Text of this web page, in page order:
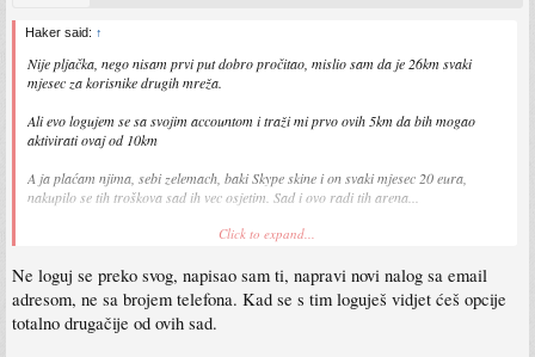
Haker said: ↑
Nije pljačka, nego nisam prvi put dobro pročitao, mislio sam da je 26km svaki
mjesec za korisnike drugih mreža.
Ali evo logujem se sa svojim accountom i traži mi prvo ovih 5km da bih mogao
aktivirati ovaj od 10km
A ja plaćam njima, sebi zelemach, baki Skype skine i on svaki mjesec 20 eura,
nakupilo se tih troškova sad ih vec osjetim. Sad i ovo radi tih arena...
Click to expand...
Ne loguj se preko svog, napisao sam ti, napravi novi nalog sa email
adresom, ne sa brojem telefona. Kad se s tim loguješ vidjet ćeš opcije
totalno drugačije od ovih sad.